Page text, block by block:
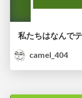
camel_404